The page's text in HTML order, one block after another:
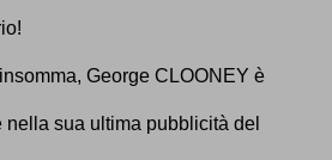
George CLOONEY è
sua ultima pubblicità del